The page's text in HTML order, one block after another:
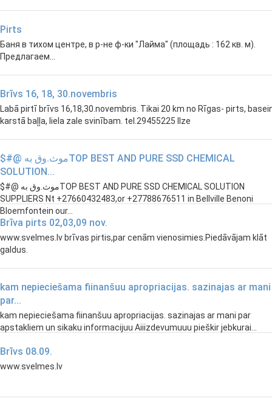
Pirts
Баня в тихом центре, в р-не ф-ки "Лайма" (площадь : 162 кв. м).
Предлагаем...
Brīvs 16, 18, 30.novembris
Labā pirtī brīvs 16,18,30.novembris. Tikai 20 km no Rīgas- pirts,
karstā baļļa, liela zale svinībam. tel.29455225 Ilze
$#@ موث.وق بهTOP BEST AND PURE SSD CHEMICAL
SOLUTION...
$#@ موث.وق بهTOP BEST AND PURE SSD CHEMICAL SOLUTION
SUPPLIERS Nt +27660432483,or +27788676511 in Bellville Benoni
Bloemfontein our...
Brīva pirts 02,03,09 nov.
www.svelmes.lv brīvas pirtis,par cenām vienosimies.Piedāvājam klāt
galdus.
kam nepieciešama fiinanšuu apropriacijas. sazinajas ar mani
par...
kam nepieciešama fiinanšuu apropriacijas. sazinajas ar mani par
apstakliem un sikaku informacijuu Aiiizdevumuuu pieškir jebkurai...
Brīvs 08.09.
www.svelmes.lv